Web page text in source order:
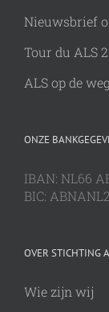
Nieuwsbrief
Tour du ALS
ALS op de
ONZE
IBAN: NL66
BIC:
OVER STICHTING
Wie zijn wij